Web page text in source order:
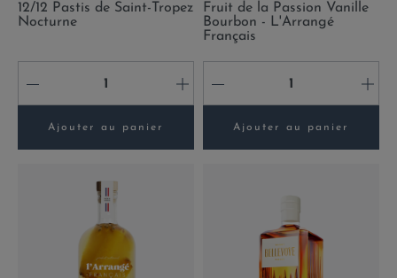
12/12 Pastis de Saint-Tropez
Nocturne
- +
Ajouter au panier
Fruit de la Passion Vanille
Bourbon - L'Arrangé
Français
- +
Ajouter au panier